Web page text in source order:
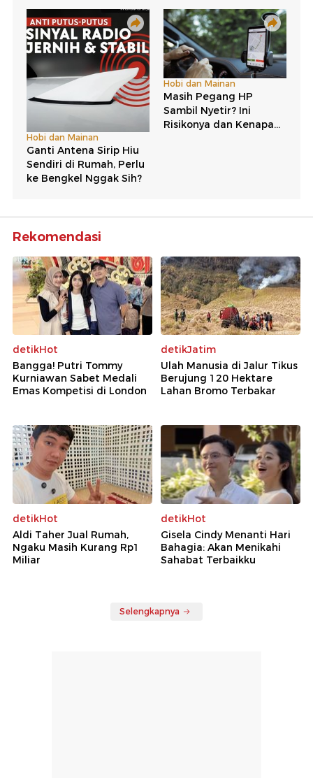
Rekomendasi
detikHot
Bangga! Putri Tommy
Kurniawan Sabet Medali
Emas Kompetisi di London
detikJatim
Ulah Manusia di Jalur Tikus
Berujung 120 Hektare
Lahan Bromo Terbakar
detikHot
Aldi Taher Jual Rumah,
Ngaku Masih Kurang Rp1
Miliar
detikHot
Gisela Cindy Menanti Hari
Bahagia: Akan Menikahi
Sahabat Terbaikku
Selengkapnya